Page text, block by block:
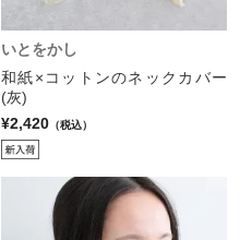
いとをかし
和紙×コットンのネックカバー
(灰)
¥2,420 （税込）